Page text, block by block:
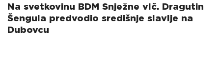
Na svetkovinu BDM Snježne vlč. Dragutin
Šengula predvodio središnje slavlje na
Dubovcu